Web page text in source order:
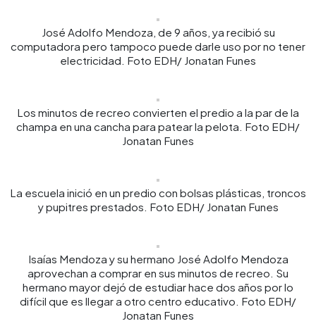
José Adolfo Mendoza, de 9 años, ya recibió su
computadora pero tampoco puede darle uso por no tener
electricidad. Foto EDH/ Jonatan Funes
Los minutos de recreo convierten el predio a la par de la
champa en una cancha para patear la pelota. Foto EDH/
Jonatan Funes
La escuela inició en un predio con bolsas plásticas, troncos
y pupitres prestados. Foto EDH/ Jonatan Funes
Isaías Mendoza y su hermano José Adolfo Mendoza
aprovechan a comprar en sus minutos de recreo. Su
hermano mayor dejó de estudiar hace dos años por lo
difícil que es llegar a otro centro educativo. Foto EDH/
Jonatan Funes